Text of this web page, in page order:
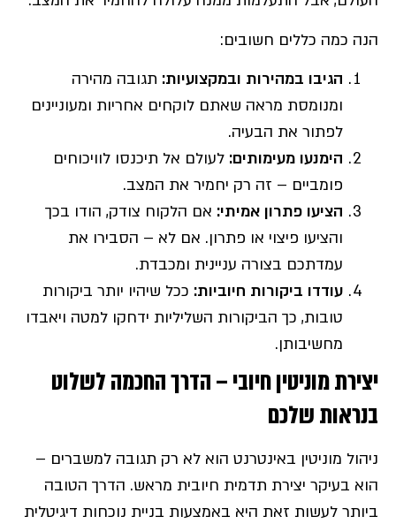
הנה כמה כללים חשובים:
הגיבו במהירות ובמקצועיות: תגובה מהירה
ומנומסת מראה שאתם לוקחים אחריות ומעוניינים
לפתור את הבעיה.
הימנעו מעימותים: לעולם אל תיכנסו לוויכוחים
פומביים – זה רק יחמיר את המצב.
הציעו פתרון אמיתי: אם הלקוח צודק, הודו בכך
והציעו פיצוי או פתרון. אם לא – הסבירו את
עמדתכם בצורה עניינית ומכבדת.
עודדו ביקורות חיוביות: ככל שיהיו יותר ביקורות
טובות, כך הביקורות השליליות ידחקו למטה ויאבדו
מחשיבותן.
יצירת מוניטין חיובי – הדרך החכמה לשלוט
בנראות שלכם
ניהול מוניטין באינטרנט הוא לא רק תגובה למשברים –
הוא בעיקר יצירת תדמית חיובית מראש. הדרך הטובה
ביותר לעשות זאת היא באמצעות בניית נוכחות דיגיטלית